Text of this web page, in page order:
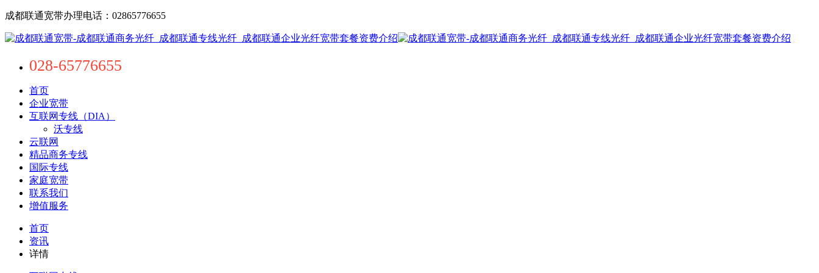
成都联通宽带办理电话：02865776655
028-65776655
首页
企业宽带
互联网专线（DIA）
沃专线
云联网
精品商务专线
国际专线
家庭宽带
联系我们
增值服务
首页
资讯
详情